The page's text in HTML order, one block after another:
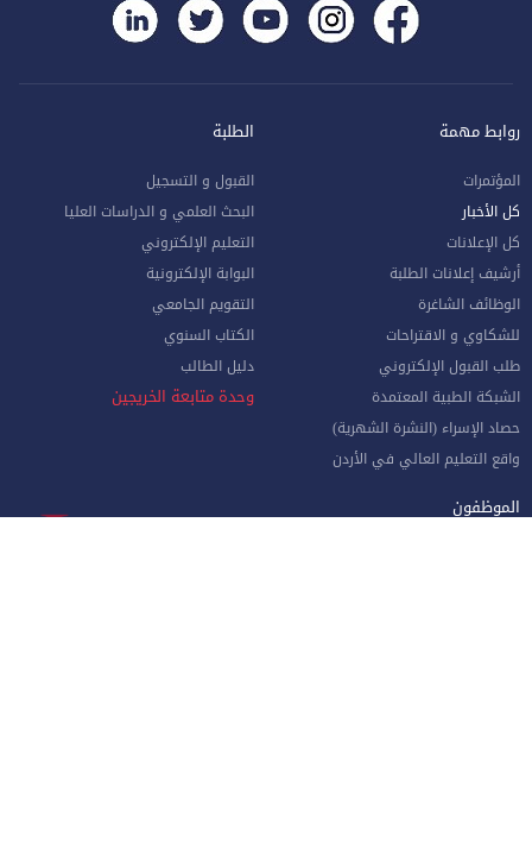
روابط مهمة
المؤتمرات
كل الأخبار
كل الإعلانات
أرشيف إعلانات الطلبة
الوظائف الشاغرة
للشكاوي و الاقتراحات
طلب القبول الإلكتروني
الشبكة الطبية المعتمدة
حصاد الإسراء (النشرة الشهرية)
واقع التعليم العالي في الأردن
الطلبة
القبول و التسجيل
البحث العلمي و الدراسات العليا
التعليم الإلكتروني
البوابة الإلكترونية
التقويم الجامعي
الكتاب السنوي
دليل الطالب
وحدة متابعة الخريجين
الموظفون